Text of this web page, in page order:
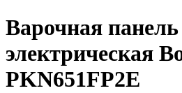
Варочная панель
электрическая
PKN651FP2E